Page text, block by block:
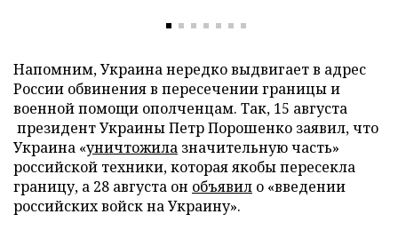
Напомним, Украина нередко выдвигает в адрес
России обвинения в пересечении границы и
военной помощи ополченцам. Так, 15 августа
президент Украины Петр Порошенко заявил, что
Украина «уничтожила значительную часть»
российской техники, которая якобы пересекла
границу, а 28 августа он объявил о «введении
российских войск на Украину».